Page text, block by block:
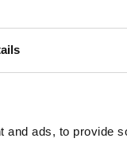
and ads, to provide